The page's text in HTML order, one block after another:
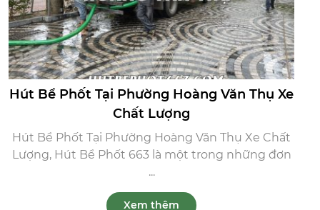
Hút Bể Phốt Tại Phường Hoàng Văn Thụ Xe
Chất Lượng
Hút Bể Phốt Tại Phường Hoàng Văn Thụ Xe Chất
Lượng, Hút Bể Phốt 663 là một trong những đơn
...
Xem thêm